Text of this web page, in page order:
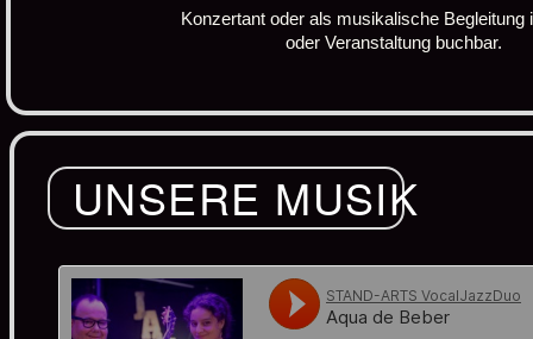
Konzertant oder als musikalische Begleitung
oder Veranstaltung buchbar.
UNSERE MUSIK